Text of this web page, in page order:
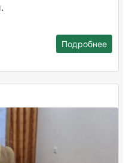
Подробнее